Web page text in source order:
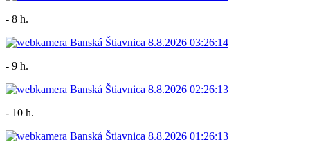
- 8 h.
- 9 h.
- 10 h.